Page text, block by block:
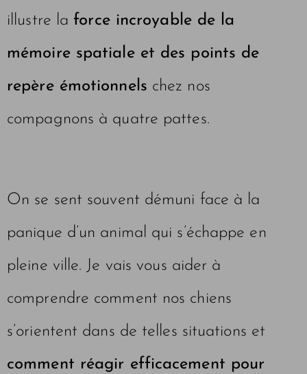
illustre la force incroyable de la
mémoire spatiale et des points de
repère émotionnels chez nos
compagnons à quatre pattes.
On se sent souvent démuni face à la
panique d’un animal qui s’échappe en
pleine ville. Je vais vous aider à
comprendre comment nos chiens
s’orientent dans de telles situations et
comment réagir efficacement pour